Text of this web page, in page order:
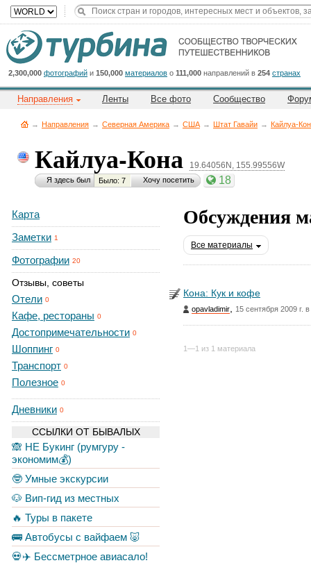
2,300,000 фотографий и 150,000 материалов о 111,000 направлений в 254 странах
Направления Ленты Все фото Сообщество
→ Направления → Северная Америка → CША → Штат Гавайи → Кайлуа-
Кайлуа-Кона 19.64056N, 155.99556W
Я здесь был Было: 7 Хочу посетить 18
Карта
Заметки 1
Фотографии 20
Отзывы, советы
Отели 0
Кафе, рестораны 0
Достопримечательности 0
Шоппинг 0
Транспорт 0
Полезное 0
Дневники 0
ССЫЛКИ ОТ БЫВАЛЫХ
🙈 НЕ Букинг (румгуру -
экономим💰)
🤓 Умные экскурсии
🐶 Вип-гид из местных
🔥 Туры в пакете
🚌 Автобусы с вайфаем 🐷
💀✈️ Бессметрное авиасало!
Обсуждения
Все материалы
Кона: Кук и кофе
opavladimir 15 сентября 2009 г.
1—1 из 1 материала
Cейчас
на
сайте:
Title
Button